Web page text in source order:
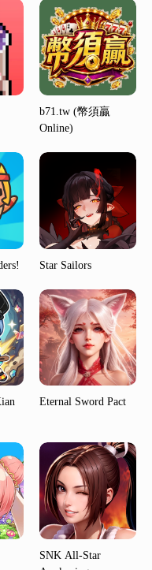
b71.tw (幣須贏
Online)
Star Sailors
Eternal Sword Pact
SNK All-Star